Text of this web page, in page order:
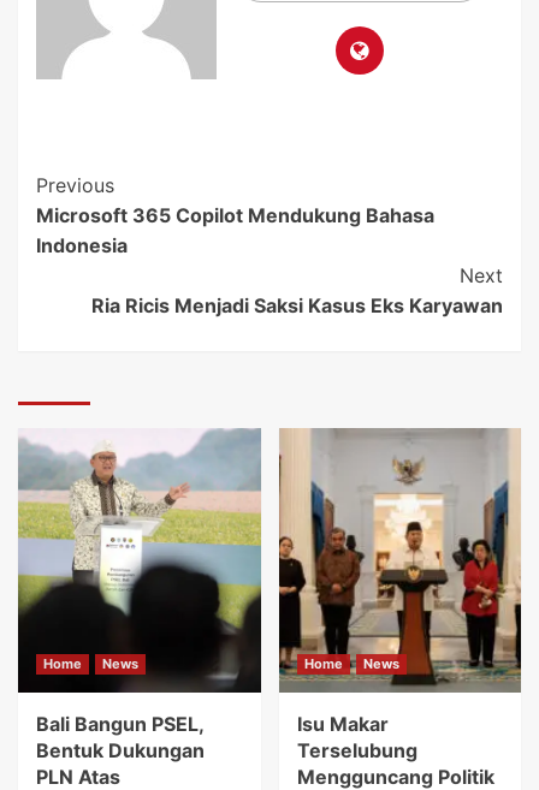
Previous
Microsoft 365 Copilot Mendukung Bahasa
Indonesia
Next
Ria Ricis Menjadi Saksi Kasus Eks Karyawan
Home News
Bali Bangun PSEL,
Bentuk Dukungan
PLN Atas
Home News
Isu Makar
Terselubung
Mengguncang Politik